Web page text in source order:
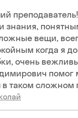
знания,
вещи,
когда я
очень
помог
в таком сложном